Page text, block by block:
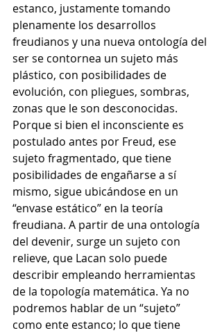
estanco, justamente tomando
plenamente los desarrollos
freudianos y una nueva ontología del
ser se contornea un sujeto más
plástico, con posibilidades de
evolución, con pliegues, sombras,
zonas que le son desconocidas.
Porque si bien el inconsciente es
postulado antes por Freud, ese
sujeto fragmentado, que tiene
posibilidades de engañarse a sí
mismo, sigue ubicándose en un
“envase estático” en la teoría
freudiana. A partir de una ontología
del devenir, surge un sujeto con
relieve, que Lacan solo puede
describir empleando herramientas
de la topología matemática. Ya no
podremos hablar de un “sujeto”
como ente estanco; lo que tiene